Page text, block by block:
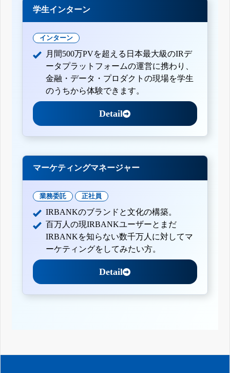
学生インターン
インターン
月間500万PVを超える日本最大級のIRデ
ータプラットフォームの運営に携わり、
金融・データ・プロダクトの現場を学生
のうちから体験できます。
Detail
マーケティングマネージャー
業務委託 正社員
IRBANKのブランドと文化の構築。
百万人の現IRBANKユーザーとまだ
IRBANKを知らない数千万人に対してマ
ーケティングをしてみたい方。
Detail